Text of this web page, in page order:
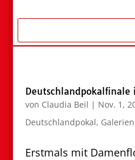
Deutschlandpokalfinale
von Claudia Beil | Nov. 1,
Deutschlandpokal, Galerien
Erstmals mit